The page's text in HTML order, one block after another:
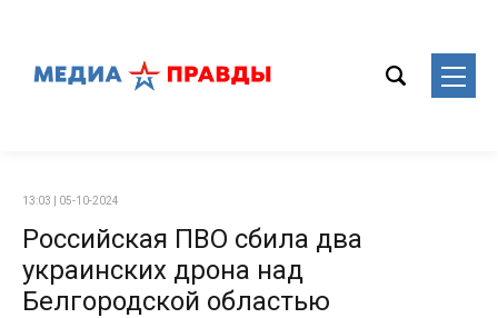
13:03 | 05-10-2024
Российская ПВО сбила два
украинских дрона над
Белгородской областью